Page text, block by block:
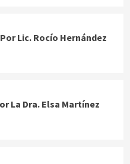
Lic. Rocío Hernández
La Dra. Elsa Martínez